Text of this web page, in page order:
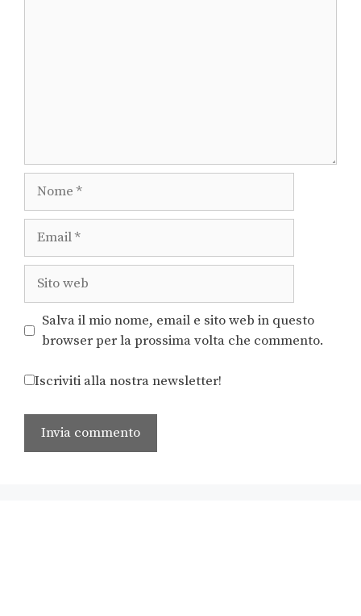
Salva il mio nome, email e sito web in questo
browser per la prossima volta che commento.
Iscriviti alla nostra newsletter!